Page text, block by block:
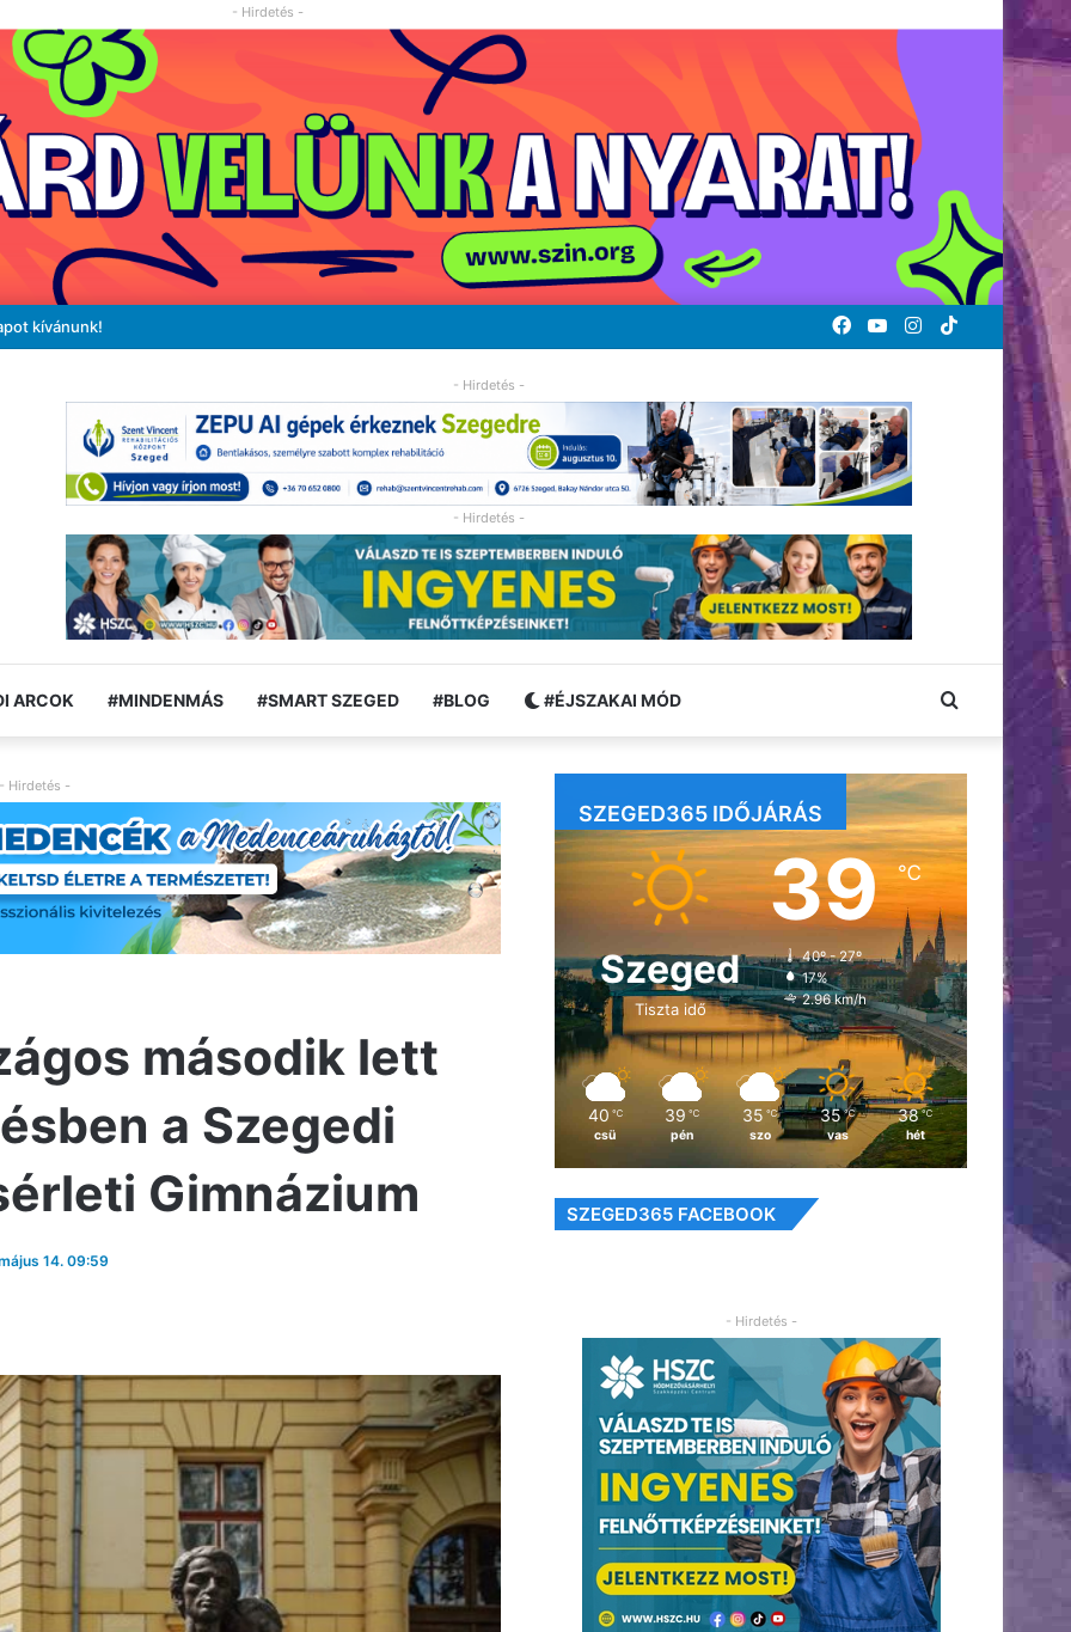
- Hirdetés -
kívánunk! TikTok
Instagram
YouTube
Facebook
- Hirdetés -
- Hirdetés -
ARCOK #MINDENMÁS #SMART SZEGED #BLOG #ÉJSZAKAI MÓD Keresés:
- Hirdetés -
második lett
a Szegedi
Gimnázium
14. 09:59
SZEGED365 IDŐJÁRÁS
Szeged
Tiszta idő
39℃
40º - 27º
17%
2.96 km/h
40 ℃
csü
39 ℃
pén
35 ℃
szo
35 ℃
vas
38 ℃
hét
SZEGED365 FACEBOOK
- Hirdetés -